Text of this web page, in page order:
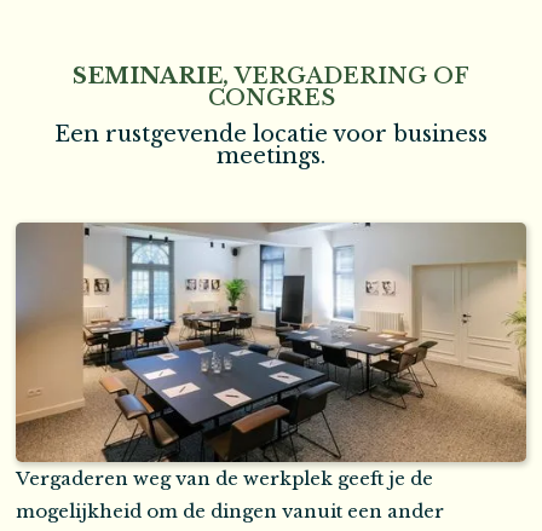
SEMINARIE,VERGADERING OF
CONGRES
Een rustgevende locatie voor business
meetings.
Vergaderen weg van de werkplek geeft je de
mogelijkheid om de dingen vanuit een ander